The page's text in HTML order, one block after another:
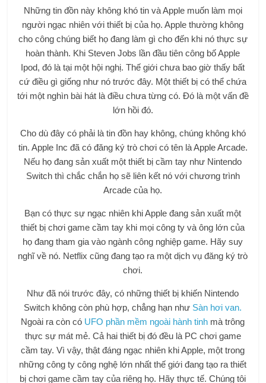
Những tin đồn này không khó tin và Apple muốn làm mọi
người ngạc nhiên với thiết bị của họ. Apple thường không
cho công chúng biết họ đang làm gì cho đến khi nó thực sự
hoàn thành. Khi Steven Jobs lần đầu tiên công bố Apple
Ipod, đó là tại một hội nghị. Thế giới chưa bao giờ thấy bất
cứ điều gì giống như nó trước đây. Một thiết bị có thể chứa
tới một nghìn bài hát là điều chưa từng có. Đó là một vấn đề
lớn hồi đó.
Cho dù đây có phải là tin đồn hay không, chúng không khó
tin. Apple Inc đã có đăng ký trò chơi có tên là Apple Arcade.
Nếu họ đang sản xuất một thiết bị cầm tay như Nintendo
Switch thì chắc chắn họ sẽ liên kết nó với chương trình
Arcade của họ.
Bạn có thực sự ngạc nhiên khi Apple đang sản xuất một
thiết bị chơi game cầm tay khi mọi công ty và ông lớn của
họ đang tham gia vào ngành công nghiệp game. Hãy suy
nghĩ về nó. Netflix cũng đang tạo ra một dịch vụ đăng ký trò
chơi.
Như đã nói trước đây, có những thiết bị khiến Nintendo
Switch không còn phù hợp, chẳng hạn như Sàn hơi van.
Ngoài ra còn có UFO phần mềm ngoài hành tinh mà trông
thực sự mát mẻ. Cả hai thiết bị đó đều là PC chơi game
cầm tay. Vì vậy, thật đáng ngạc nhiên khi Apple, một trong
những công ty công nghệ lớn nhất thế giới đang tạo ra thiết
bị chơi game cầm tay của riêng họ. Hãy thực tế. Chúng tôi